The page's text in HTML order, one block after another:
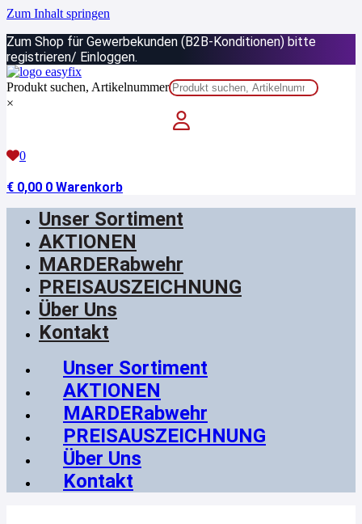
Zum Inhalt springen
Zum Shop für Gewerbekunden (B2B-Konditionen) bitte
registrieren/ Einloggen.
Produkt suchen, Artikelnummer
×
0
€ 0,00 0 Warenkorb
Unser Sortiment
AKTIONEN
MARDERabwehr
PREISAUSZEICHNUNG
Über Uns
Kontakt
Unser Sortiment
AKTIONEN
MARDERabwehr
PREISAUSZEICHNUNG
Über Uns
Kontakt